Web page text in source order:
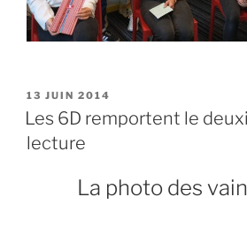
PUBLIÉ
LE
13 JUIN 2014
Les 6D remportent le
lecture
La photo des